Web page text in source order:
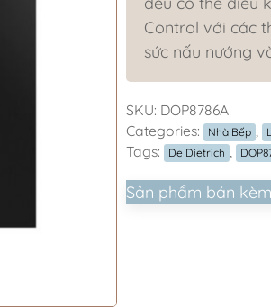
Control với các
sức nấu nướng
SKU: DOP8786A
Categories:
Nhà Bếp ,
Tags: De Dietrich ,
Sản phẩm bán kèm